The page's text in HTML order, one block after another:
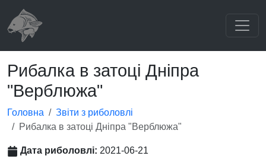
Рибалка в затоці Дніпра
"Верблюжа"
Головна
Звіти з риболовлі
Рибалка в затоці Дніпра "Верблюжа"
Дата риболовлі: 2021-06-21